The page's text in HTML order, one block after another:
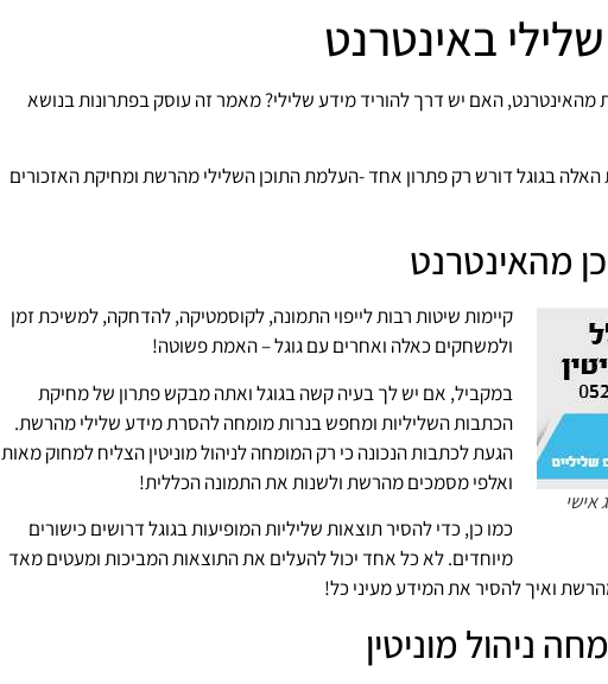
באינטרנט
מהאינטרנט, האם יש דרך להוריד מידע שלילי? מאמר זה עוסק בפתרונות בנושא
בגוגל דורש רק פתרון אחד -העלמת התוכן השלילי מהרשת ומחיקת האזכורים
מהאינטרנט
אישי
קיימות שיטות רבות לייפוי התמונה, לקוסמטיקה, להדחקה, למשיכת זמן
ולמשחקים כאלה ואחרים עם גוגל – האמת פשוטה!
במקביל, אם יש לך בעיה קשה בגוגל ואתה מבקש פתרון של מחיקת
הכתבות השליליות ומחפש בנרות מומחה להסרת מידע שלילי מהרשת.
הגעת לכתבות הנכונה כי רק המומחה לניהול מוניטין הצליח למחוק מאות
ואלפי מסמכים מהרשת ולשנות את התמונה הכללית!
כמו כן, כדי להסיר תוצאות שליליות המופיעות בגוגל דרושים כישורים
מיוחדים. לא כל אחד יכול להעלים את התוצאות המביכות ומעטים מאד
ואיך להסיר את המידע מעיני כל!
ניהול מוניטין